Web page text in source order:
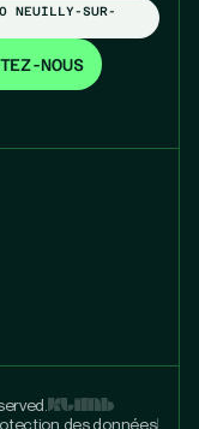
NEUILLY-SUR-
NOUS
des données